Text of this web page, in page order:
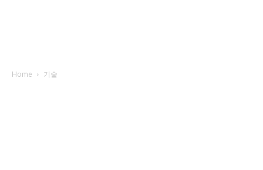
Home 기술